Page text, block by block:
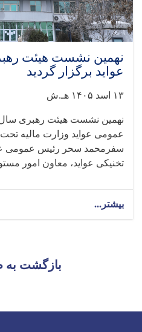
نهمین نشست هیئت
عواید برگزار گردید
۱۳ اسد ۱۴۰۵ هـ.ش
عمومی عواید وزارت مالیه
سفرمحمد سحر رئیس عمومی
تخنیکی عواید، معاون امور
بیشتر...
بازگشت به